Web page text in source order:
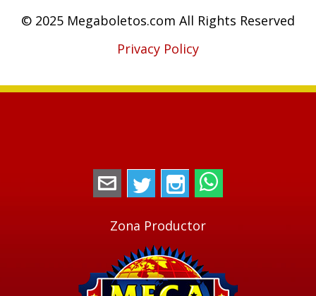
© 2025 Megaboletos.com All Rights Reserved
Privacy Policy
megaboletos@gmail.com
TwitterInstagram
Zona Productor